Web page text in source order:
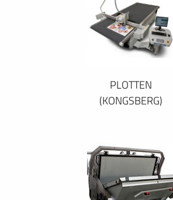
PLOTTEN
(KONGSBERG)